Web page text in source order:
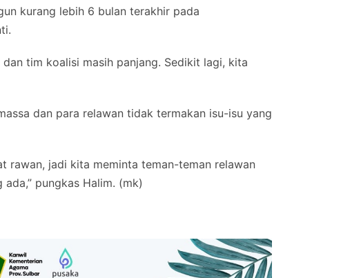
kurang lebih 6 bulan terakhir pada
tim koalisi masih panjang. Sedikit lagi, kita
dan para relawan tidak termakan isu-isu yang
rawan, jadi kita meminta teman-teman relawan
pungkas Halim. (mk)